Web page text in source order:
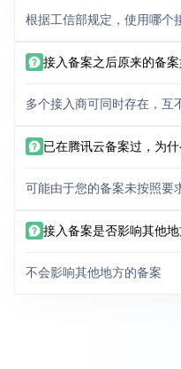
根据工信部规定，使用哪个
接入备案之后原来的备案
多个接入商可同时存在，互
已在腾讯云备案过，为
可能由于您的备案未按照要
接入备案是否影响其他地
不会影响其他地方的备案